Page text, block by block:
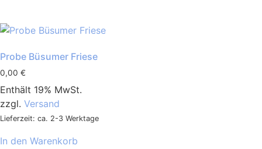
Probe Büsumer Friese
0,00 €
Enthält 19% MwSt.
zzgl. Versand
Lieferzeit: ca. 2-3 Werktage
In den Warenkorb